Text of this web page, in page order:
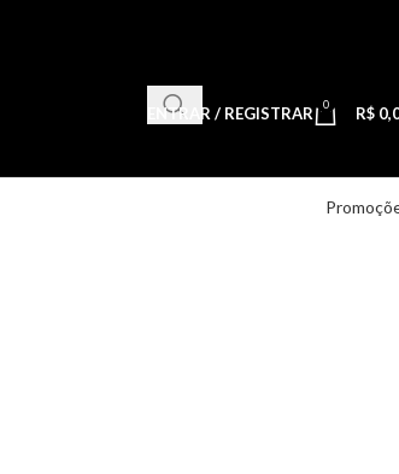
ENTRAR / REGISTRAR 0 R$